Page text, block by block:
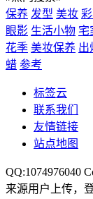
保养 发型 美妆
眼影 生活小物 宅
花季 美妆保养 出
蜡 参考
标签云
联系我们
友情链接
站点地图
QQ:1074976040
来源用户上传，